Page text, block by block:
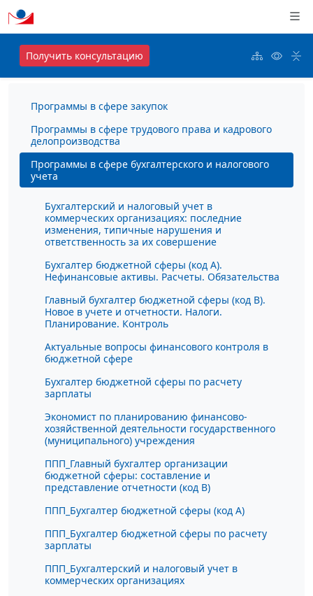
Получить консультацию
Программы в сфере закупок
Программы в сфере трудового права и кадрового
делопроизводства
Программы в сфере бухгалтерского и налогового
учета
Бухгалтерский и налоговый учет в
коммерческих организациях: последние
изменения, типичные нарушения и
ответственность за их совершение
Бухгалтер бюджетной сферы (код А).
Нефинансовые активы. Расчеты. Обязательства
Главный бухгалтер бюджетной сферы (код В).
Новое в учете и отчетности. Налоги.
Планирование. Контроль
Актуальные вопросы финансового контроля в
бюджетной сфере
Бухгалтер бюджетной сферы по расчету
зарплаты
Экономист по планированию финансово-
хозяйственной деятельности государственного
(муниципального) учреждения
ППП_Главный бухгалтер организации
бюджетной сферы: составление и
представление отчетности (код В)
ППП_Бухгалтер бюджетной сферы (код А)
ППП_Бухгалтер бюджетной сферы по расчету
зарплаты
ППП_Бухгалтерский и налоговый учет в
коммерческих организациях